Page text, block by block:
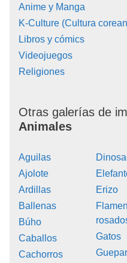
Anime y Manga
K-Culture (Cultura
Libros y cómics
Videojuegos
Religiones
Otras galerías de
Animales
Aguilas
Ajolote
Ardillas
Ballenas
Búho
Caballos
Cachorros
Erizo
Gatos